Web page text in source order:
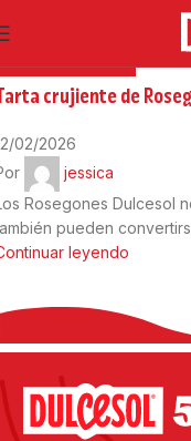
crujiente de
02/2026
jessica
Rosegones Dulcesol
pueden
leyendo